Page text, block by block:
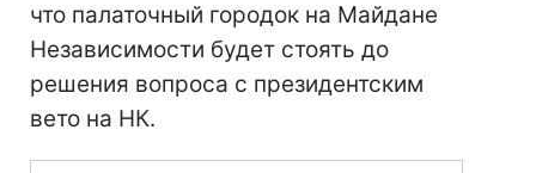
что палаточный городок на Майдане
Независимости будет стоять до
решения вопроса с президентским
вето на НК.